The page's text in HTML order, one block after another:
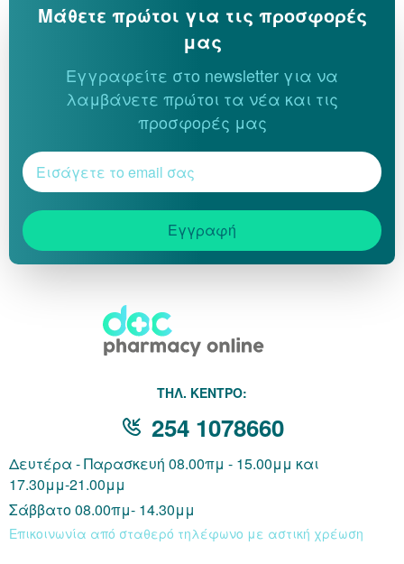
Μάθετε πρώτοι για τις προσφορές
μας
Εγγραφείτε στο newsletter για να
λαμβάνετε πρώτοι τα νέα και τις
προσφορές μας
Εγγραφή
THΛ. ΚΕΝΤΡΟ:
254 1078660
Δευτέρα - Παρασκευή 08.00πμ - 15.00μμ και
17.30μμ-21.00μμ
Σάββατο 08.00πμ- 14.30μμ
Επικοινωνία από σταθερό τηλέφωνο με αστική χρέωση